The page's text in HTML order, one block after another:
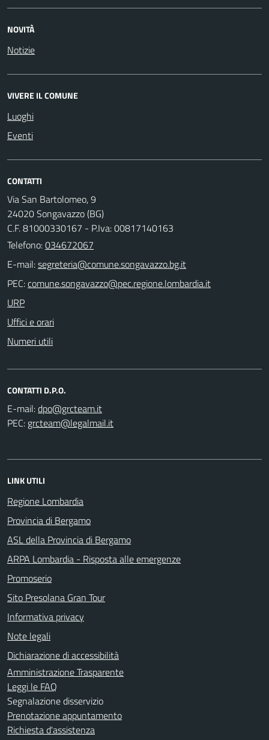
NOVITÀ
Notizie
VIVERE IL COMUNE
Luoghi
Eventi
CONTATTI
Via San Bartolomeo, 9
24020 Songavazzo (BG)
C.F. 81000330167 - P.Iva: 00817140163
Telefono:034672067
E-mail:
PEC:
URP
Uffici e orari
Numeri utili
CONTATTI D.P.O.
E-mail:
PEC:
LINK UTILI
Regione Lombardia
Provincia di Bergamo
ASL della Provincia di Bergamo
ARPA Lombardia - Risposta alle emergenze
Promoserio
Sito Presolana Gran Tour
Informativa privacy
Note legali
Dichiarazione di accessibilità
Amministrazione Trasparente
Leggi le FAQ
Segnalazione disservizio
Prenotazione appuntamento
Richiesta d'assistenza